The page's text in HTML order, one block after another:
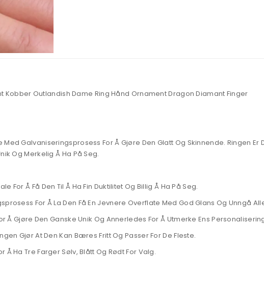
Kobber Outlandish Dame Ring Hånd Ornament Dragon Diamant Finger
Galvaniseringsprosess For Å Gjøre Den Glatt Og Skinnende. Ringen Er
Og Merkelig Å Ha På Seg.
Å Få Den Til Å Ha Fin Duktilitet Og Billig Å Ha På Seg.
For Å La Den Få En Jevnere Overflate Med God Glans Og Unngå
Å Gjøre Den Ganske Unik Og Annerledes For Å Utmerke Ens
Gjør At Den Kan Bæres Fritt Og Passer For De Fleste.
Ha Tre Farger Sølv, Blått Og Rødt For Valg.